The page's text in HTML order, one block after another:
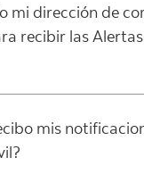
mi dirección de
recibir las Alertas
mis